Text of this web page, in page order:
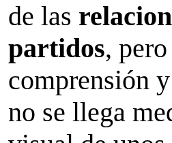
de las
partidos,
comprensión
no se llega